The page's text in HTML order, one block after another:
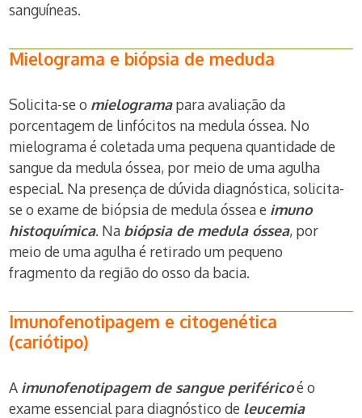
sanguíneas.
Mielograma e biópsia de meduda
Solicita-se o mielogramapara avaliação da
porcentagem de linfócitos na medula óssea. No
mielograma é coletada uma pequena quantidade de
sangue da medula óssea, por meio de uma agulha
especial. Na presença de dúvida diagnóstica, solicita-
se o exame de biópsia de medula óssea e imuno
histoquímica. Na biópsia de medula óssea, por
meio de uma agulha é retirado um pequeno
fragmento da região do osso da bacia.
Imunofenotipagem e citogenética
(cariótipo)
A imunofenotipagem de sangue periféricoé o
exame essencial para diagnóstico de leucemia